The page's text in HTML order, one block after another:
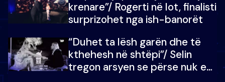
krenare”/ Rogerti në lot, finalisti
surprizohet nga ish-banorët
“Duhet ta lësh garën dhe të
kthehesh në shtëpi”/ Selin
tregon arsyen se përse nuk e